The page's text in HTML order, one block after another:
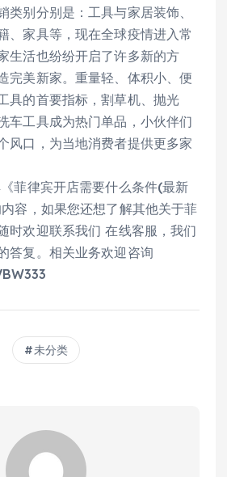
类别分别是：工具与家居装饰、
、家具等，现在全球疫情进入常
生活也纷纷开启了许多新的方
完美新家。重量轻、体积小、便
具的首要指标，割草机、抛光
车工具成为热门单品，小伙伴们
风口，为当地消费者提供更多家
菲律宾开店需要什么条件(最新
容，如果您还想了解其他关于菲
时欢迎联系我们 在线客服，我们
答复。相关业务欢迎咨询
未分类